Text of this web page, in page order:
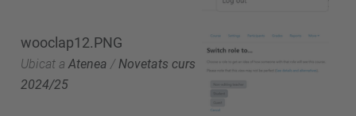
wooclap12.PNG
Ubicat a Atenea /Novetats curs
2024/25